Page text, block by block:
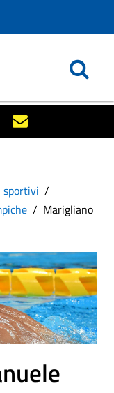
sportivi
Marigliano